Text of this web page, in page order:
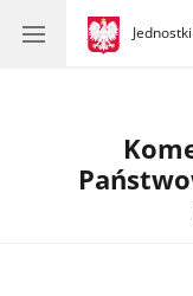
gov.pl
gov.pl